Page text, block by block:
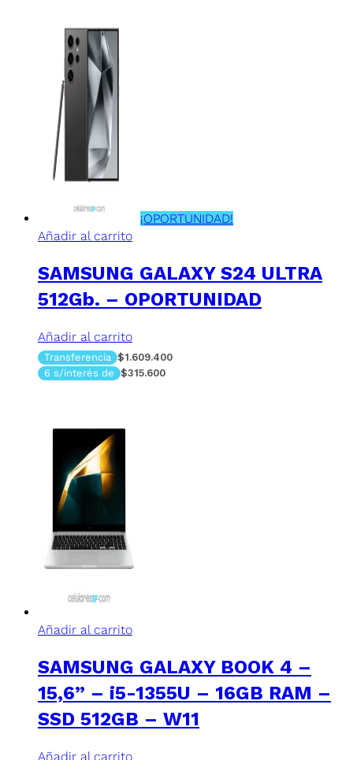
¡OPORTUNIDAD!
Añadir al carrito
SAMSUNG GALAXY S24 ULTRA
512Gb. – OPORTUNIDAD
Añadir al carrito
Transferencia $1.609.400
6 s/interés de $315.600
Añadir al carrito
SAMSUNG GALAXY BOOK 4 –
15,6” – i5-1355U – 16GB RAM –
SSD 512GB – W11
Añadir al carrito